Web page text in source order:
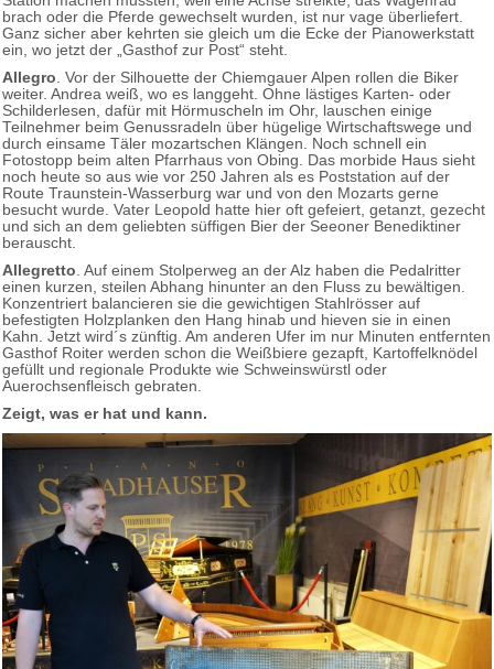
brach oder die Pferde gewechselt wurden, ist nur vage überliefert.
Ganz sicher aber kehrten sie gleich um die Ecke der Pianowerkstatt
ein, wo jetzt der „Gasthof zur Post“ steht.
Allegro. Vor der Silhouette der Chiemgauer Alpen rollen die Biker
weiter. Andrea weiß, wo es langgeht. Ohne lästiges Karten- oder
Schilderlesen, dafür mit Hörmuscheln im Ohr, lauschen einige
Teilnehmer beim Genussradeln über hügelige Wirtschaftswege und
durch einsame Täler mozartschen Klängen. Noch schnell ein
Fotostopp beim alten Pfarrhaus von Obing. Das morbide Haus sieht
noch heute so aus wie vor 250 Jahren als es Poststation auf der
Route Traunstein-Wasserburg war und von den Mozarts gerne
besucht wurde. Vater Leopold hatte hier oft gefeiert, getanzt, gezecht
und sich an dem geliebten süffigen Bier der Seeoner Benediktiner
berauscht.
Allegretto. Auf einem Stolperweg an der Alz haben die Pedalritter
einen kurzen, steilen Abhang hinunter an den Fluss zu bewältigen.
Konzentriert balancieren sie die gewichtigen Stahlrösser auf
befestigten Holzplanken den Hang hinab und hieven sie in einen
Kahn. Jetzt wird´s zünftig. Am anderen Ufer im nur Minuten entfernten
Gasthof Roiter werden schon die Weißbiere gezapft, Kartoffelknödel
gefüllt und regionale Produkte wie Schweinswürstl oder
Auerochsenfleisch gebraten.
Zeigt, was er hat und kann.